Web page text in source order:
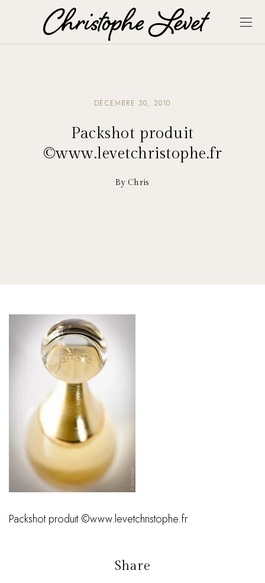
DÉCEMBRE 30, 2010
Packshot produit
©www.levetchristophe.fr
By Chris
Packshot produit ©www.levetchristophe.fr
Share